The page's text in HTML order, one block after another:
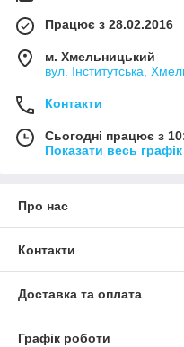
Працює з 28.02.2016
м. Хмельницький
вул. Інститутська,
Контакти
Сьогодні працює з
Показати весь
Про нас
Контакти
Доставка та оплата
Графік роботи